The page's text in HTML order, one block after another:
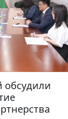
обсудили